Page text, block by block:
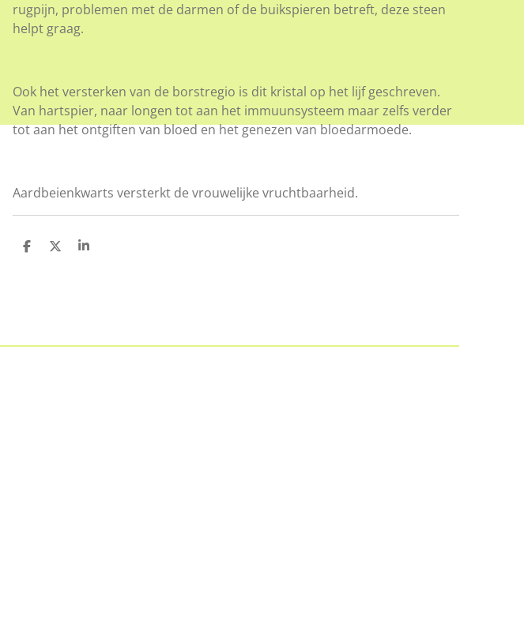
rugpijn, problemen met de darmen of de buikspieren betreft, deze steen
helpt graag.
Ook het versterken van de borstregio is dit kristal op het lijf geschreven.
Van hartspier, naar longen tot aan het immuunsysteem maar zelfs verder
tot aan het ontgiften van bloed en het genezen van bloedarmoede.
Aardbeienkwarts versterkt de vrouwelijke vruchtbaarheid.
D
D
S